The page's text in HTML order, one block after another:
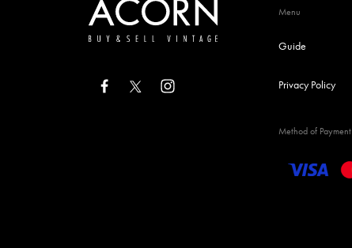
Menu
Guide
Privacy Policy
Method of Payment